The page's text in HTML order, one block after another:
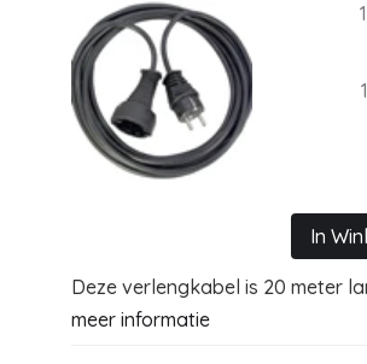
In
Deze verlengkabel is 20 meter
meer informatie